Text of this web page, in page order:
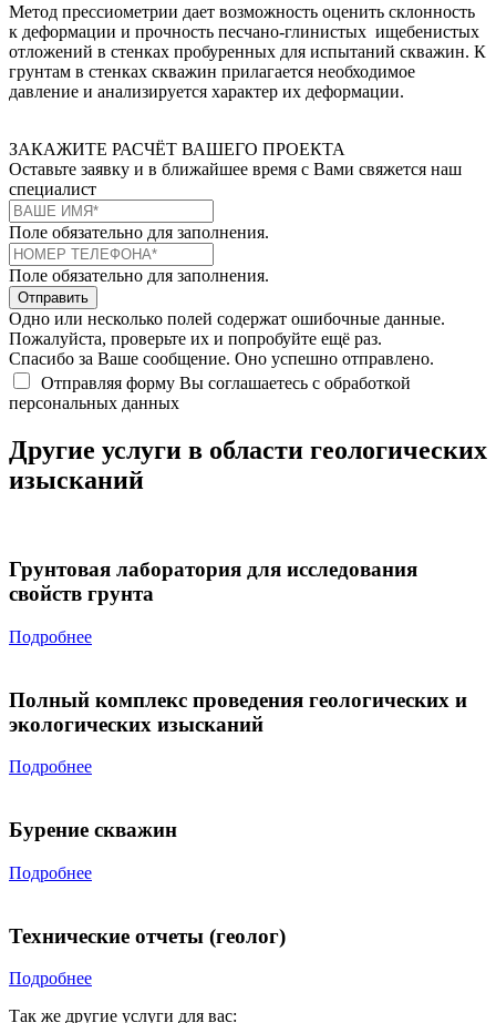
Метод прессиометрии дает возможность оценить склонность
к деформации и прочность песчано-глинистых ищебенистых
отложений в стенках пробуренных для испытаний скважин. К
грунтам в стенках скважин прилагается необходимое
давление и анализируется характер их деформации.
ЗАКАЖИТЕ РАСЧЁТ ВАШЕГО ПРОЕКТА
Оставьте заявку и в ближайшее время с Вами свяжется наш
специалист
Поле обязательно для заполнения.
Поле обязательно для заполнения.
Отправить
Одно или несколько полей содержат ошибочные данные.
Пожалуйста, проверьте их и попробуйте ещё раз.
Спасибо за Ваше сообщение. Оно успешно отправлено.
Отправляя форму Вы соглашаетесь с обработкой
персональных данных
Другие услуги в области геологических
изысканий
Грунтовая лаборатория для исследования
свойств грунта
Подробнее
Полный комплекс проведения геологических и
экологических изысканий
Подробнее
Бурение скважин
Подробнее
Технические отчеты (геолог)
Подробнее
Так же другие услуги для вас: